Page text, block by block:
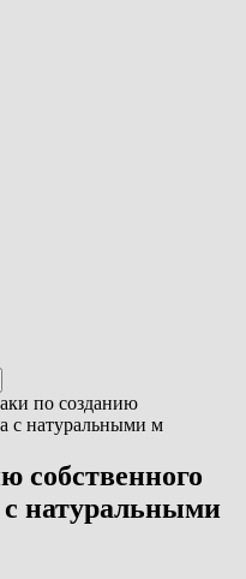
по созданию
с натуральными м
собственного
натуральными